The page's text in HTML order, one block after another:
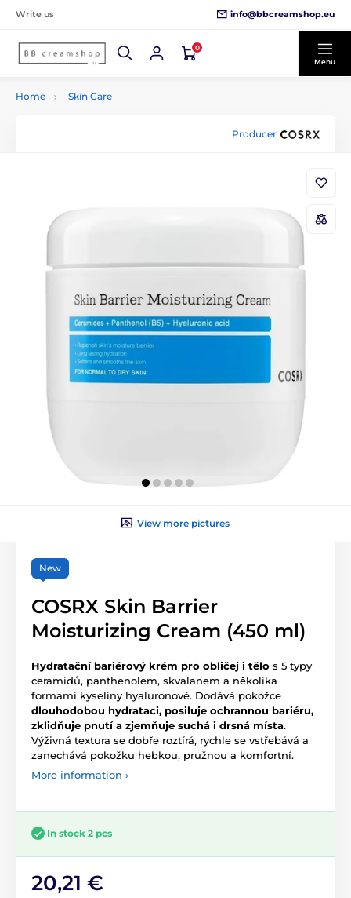
Write us info@bbcreamshop.eu
0
Menu
Home Skin Care
Producer
View more pictures
New
COSRX Skin Barrier
Moisturizing Cream (450 ml)
Hydratační bariérový krém pro obličej i tělo s 5 typy
ceramidů, panthenolem, skvalanem a několika
formami kyseliny hyaluronové. Dodává pokožce
dlouhodobou hydrataci, posiluje ochrannou bariéru,
zklidňuje pnutí a zjemňuje suchá i drsná místa.
Výživná textura se dobře roztírá, rychle se vstřebává a
zanechává pokožku hebkou, pružnou a komfortní.
More information ›
In stock 2 pcs
20,21 €